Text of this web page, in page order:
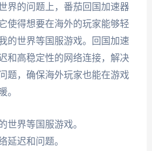
界的问题上，番茄回国加速器
使得想要在海外的玩家能够轻
的世界等国服游戏。回国加速
和高稳定性的网络连接，解决
题，确保海外玩家也能在游戏
。
世界等国服游戏。
延迟和问题。